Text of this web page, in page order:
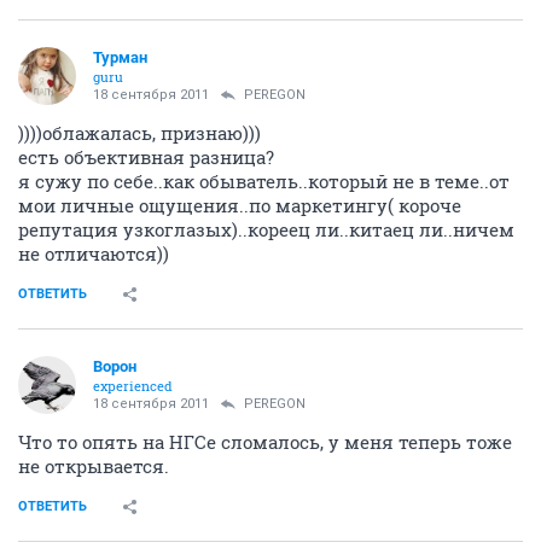
Турман
guru
18 сентября 2011 PEREGON
))))облажалась, признаю)))
есть объективная разница?
я сужу по себе..как обыватель..который не в теме..от
мои личные ощущения..по маркетингу( короче
репутация узкоглазых)..кореец ли..китаец ли..ничем
не отличаются))
ОТВЕТИТЬ
Ворон
experienced
18 сентября 2011 PEREGON
Что то опять на НГСе сломалось, у меня теперь тоже
не открывается.
ОТВЕТИТЬ